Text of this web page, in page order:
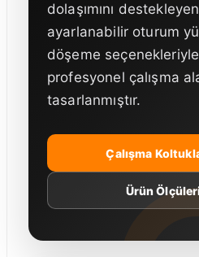
dolaşımını destekleyen
ayarlanabilir oturum
döşeme
profesyonel çalışma
tasarlanmıştır.
Çalışma
Ürün